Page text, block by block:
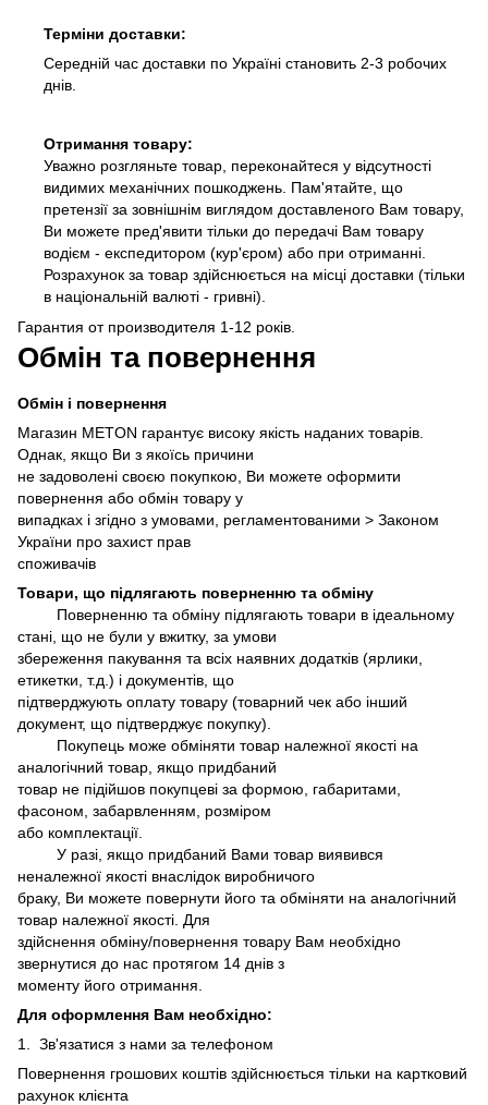
Терміни доставки:
Середній час доставки по Україні становить 2-3 робочих
днів.
Отримання товару:
Уважно розгляньте товар, переконайтеся у відсутності
видимих механічних пошкоджень. Пам'ятайте, що
претензії за зовнішнім виглядом доставленого Вам товару,
Ви можете пред'явити тільки до передачі Вам товару
водієм - експедитором (кур'єром) або при отриманні.
Розрахунок за товар здійснюється на місці доставки (тільки
в національній валюті - гривні).
Гарантия от производителя 1-12 років.
Обмін та повернення
Обмін і повернення
Магазин METON гарантує високу якість наданих товарів.
Однак, якщо Ви з якоїсь причини
не задоволені своєю покупкою, Ви можете оформити
повернення або обмін товару у
випадках і згідно з умовами, регламентованими > Законом
України про захист прав
споживачів
Товари, що підлягають поверненню та обміну
Поверненню та обміну підлягають товари в ідеальному
стані, що не були у вжитку, за умови
збереження пакування та всіх наявних додатків (ярлики,
етикетки, т.д.) і документів, що
підтверджують оплату товару (товарний чек або інший
документ, що підтверджує покупку).
Покупець може обміняти товар належної якості на
аналогічний товар, якщо придбаний
товар не підійшов покупцеві за формою, габаритами,
фасоном, забарвленням, розміром
або комплектації.
У разі, якщо придбаний Вами товар виявився
неналежної якості внаслідок виробничого
браку, Ви можете повернути його та обміняти на аналогічний
товар належної якості. Для
здійснення обміну/повернення товару Вам необхідно
звернутися до нас протягом 14 днів з
моменту його отримання.
Для оформлення Вам необхідно:
1. Зв'язатися з нами за телефоном
Повернення грошових коштів здійснюється тільки на картковий
рахунок клієнта